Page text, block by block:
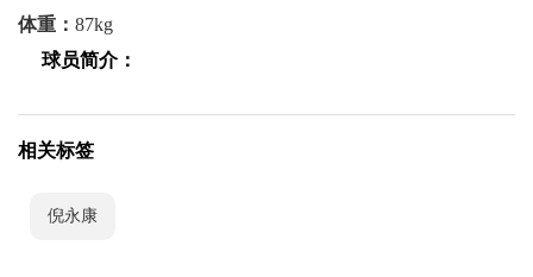
体重： 87kg
球员简介：
相关标签
倪永康